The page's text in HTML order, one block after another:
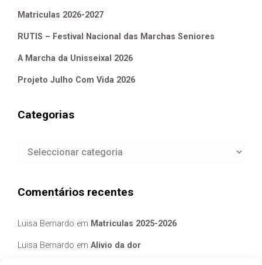
Matriculas 2026-2027
RUTIS – Festival Nacional das Marchas Seniores
A Marcha da Unisseixal 2026
Projeto Julho Com Vida 2026
Categorias
Categorias
Comentários recentes
Luisa Bernardo em Matriculas 2025-2026
Luisa Bernardo em Alivio da dor